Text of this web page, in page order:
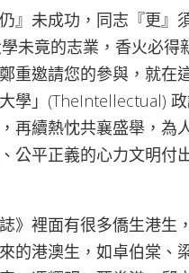
仍』未成功，同志『更』
未竟的志業，香火必得
重邀請您的參與，就在
學」(TheIntellectual)
再續熱忱共襄盛舉，為
公平正義的心力文明付
誌》裡面有很多僑生港生
的港澳生，如卓伯棠、